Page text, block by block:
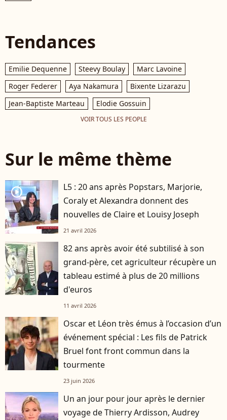
Tendances
Emilie Dequenne Steevy Boulay
Marc Lavoine
Roger Federer
Aya Nakamura
Bixente Lizarazu
Jean-Baptiste Marteau
Elodie Gossuin
VOIR TOUS LES PEOPLE
Sur le même thème
player2
L5 : 20 ans après Popstars, Marjorie,
Coraly et Alexandra donnent des
nouvelles de Claire et Louisy Joseph
21 avril 2026
82 ans après avoir été subtilisé à son
grand-père, cet agriculteur récupère un
tableau estimé à plus de 20 millions
d'euros
11 avril 2026
Oscar et Léon très émus à l’occasion d’un
événement spécial : Les fils de Patrick
Bruel font front commun dans la
tourmente
23 juin 2026
Un an jour pour jour après le dernier
voyage de Thierry Ardisson, Audrey